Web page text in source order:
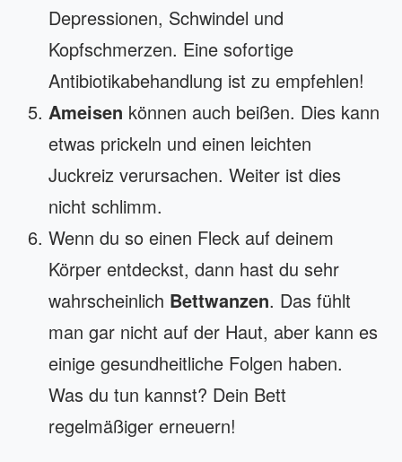
Depressionen, Schwindel und
Kopfschmerzen. Eine sofortige
Antibiotikabehandlung ist zu empfehlen!
Ameisen können auch beißen. Dies kann
etwas prickeln und einen leichten
Juckreiz verursachen. Weiter ist dies
nicht schlimm.
Wenn du so einen Fleck auf deinem
Körper entdeckst, dann hast du sehr
wahrscheinlich Bettwanzen. Das fühlt
man gar nicht auf der Haut, aber kann es
einige gesundheitliche Folgen haben.
Was du tun kannst? Dein Bett
regelmäßiger erneuern!